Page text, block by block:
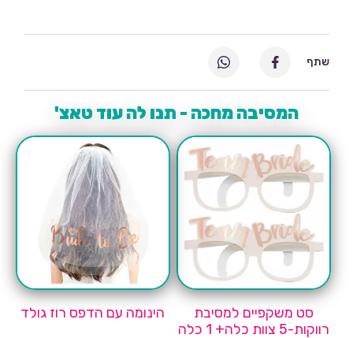
המסיבה מחכה - תנו לה עוד טאצ'
סט משקפיים למסיבת
רווקות-5 צוות כלה+ 1 כלה
הינומה עם הדפס רוז גולד
שתף